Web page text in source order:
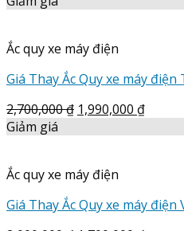
Ắc quy xe máy điện
Giá Thay Ắc Quy xe máy điện
2,700,000₫ 1,990,000 ₫
Giảm giá
Ắc quy xe máy điện
Giá Thay Ắc Quy xe máy điện